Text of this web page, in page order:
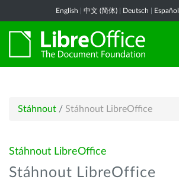
English 中文 (简体) Deutsch Español
Stáhnout / Stáhnout LibreOffice
Stáhnout LibreOffice
Stáhnout LibreOffice